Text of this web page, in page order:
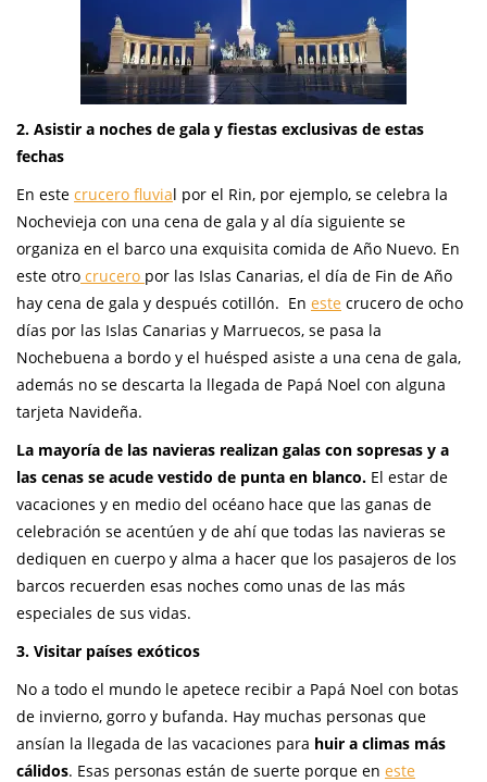
2. Asistir a noches de gala y fiestas exclusivas de estas
fechas
En este crucero fluvial por el Rin, por ejemplo, se celebra la
Nochevieja con una cena de gala y al día siguiente se
organiza en el barco una exquisita comida de Año Nuevo. En
este otro crucero por las Islas Canarias, el día de Fin de Año
hay cena de gala y después cotillón. En este crucero de ocho
días por las Islas Canarias y Marruecos, se pasa la
Nochebuena a bordo y el huésped asiste a una cena de gala,
además no se descarta la llegada de Papá Noel con alguna
tarjeta Navideña.
La mayoría de las navieras realizan galas con sopresas y a
las cenas se acude vestido de punta en blanco. El estar de
vacaciones y en medio del océano hace que las ganas de
celebración se acentúen y de ahí que todas las navieras se
dediquen en cuerpo y alma a hacer que los pasajeros de los
barcos recuerden esas noches como unas de las más
especiales de sus vidas.
3. Visitar países exóticos
No a todo el mundo le apetece recibir a Papá Noel con botas
de invierno, gorro y bufanda. Hay muchas personas que
ansían la llegada de las vacaciones para huir a climas más
cálidos. Esas personas están de suerte porque en este